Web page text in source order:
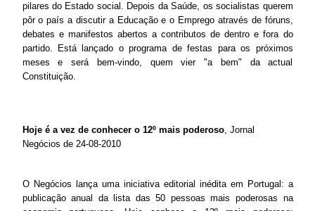
pilares do Estado social. Depois da Saúde, os socialistas querem
pôr o país a discutir a Educação e o Emprego através de fóruns,
debates e manifestos abertos a contributos de dentro e fora do
partido. Está lançado o programa de festas para os próximos
meses e será bem-vindo, quem vier "a bem" da actual
Constituição.
Hoje é a vez de conhecer o 12º mais poderoso, Jornal
Negócios de 24-08-2010
O Negócios lança uma iniciativa editorial inédita em Portugal: a
publicação anual da lista das 50 pessoas mais poderosas na